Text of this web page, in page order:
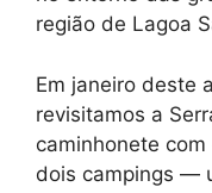
região de Lagoa
Em janeiro deste
revisitamos a
caminhonete
dois campings —